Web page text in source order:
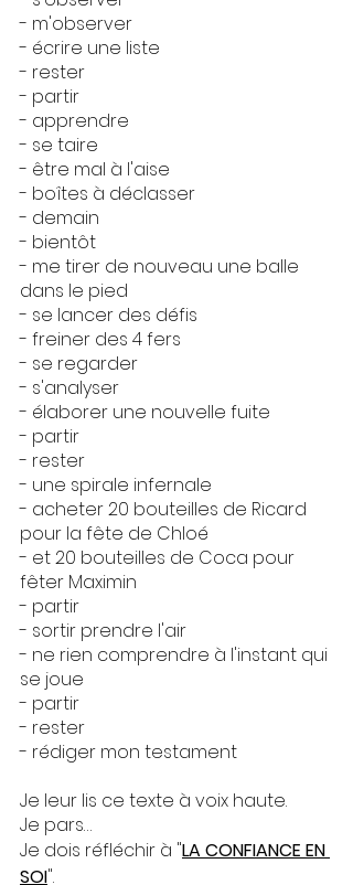
- m'observer
- écrire une liste
- rester
- partir
- apprendre
- se taire
- être mal à l'aise
- boîtes à déclasser
- demain
- bientôt
- me tirer de nouveau une balle
dans le pied
- se lancer des défis
- freiner des 4 fers
- se regarder
- s'analyser
- élaborer une nouvelle fuite
- partir
- rester
- une spirale infernale
- acheter 20 bouteilles de Ricard
pour la fête de Chloé
- et 20 bouteilles de Coca pour
fêter Maximin
- partir
- sortir prendre l'air
- ne rien comprendre à l'instant qui
se joue
- partir
- rester
- rédiger mon testament
Je leur lis ce texte à voix haute.
Je pars…
Je dois réfléchir à "LA CONFIANCE EN
SOI".